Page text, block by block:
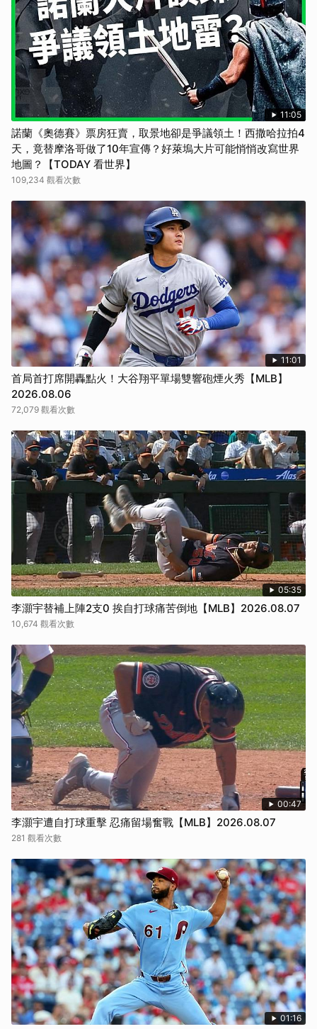
11:05
諾蘭《奧德賽》票房狂賣，取景地卻是爭議領土！西撒哈拉拍4
天，竟替摩洛哥做了10年宣傳？好萊塢大片可能悄悄改寫世界
地圖？【TODAY 看世界】
109,234 觀看次數
11:01
首局首打席開轟點火！大谷翔平單場雙響砲煙火秀【MLB】
2026.08.06
72,079 觀看次數
05:35
李灝宇替補上陣2支0 挨自打球痛苦倒地【MLB】2026.08.07
10,674 觀看次數
00:47
李灝宇遭自打球重擊 忍痛留場奮戰【MLB】2026.08.07
281 觀看次數
01:16